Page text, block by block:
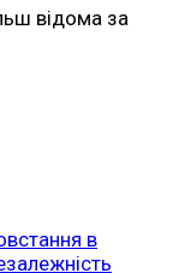
відома за
в